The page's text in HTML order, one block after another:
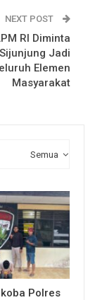
NEXT POST
RI Diminta
Jadi
Elemen
Masyarakat
Semua
Polres